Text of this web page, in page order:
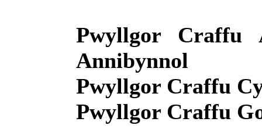
Pwyllgor Craffu
Annibynnol
Pwyllgor Craffu
Pwyllgor Craffu